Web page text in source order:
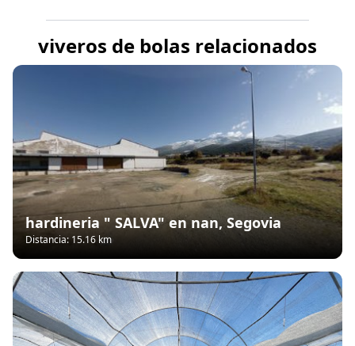
viveros de bolas relacionados
hardineria " SALVA" en nan, Segovia
Distancia: 15.16 km